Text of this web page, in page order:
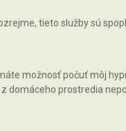
tieto služby sú
možnosť počuť môj
domáceho prostredia